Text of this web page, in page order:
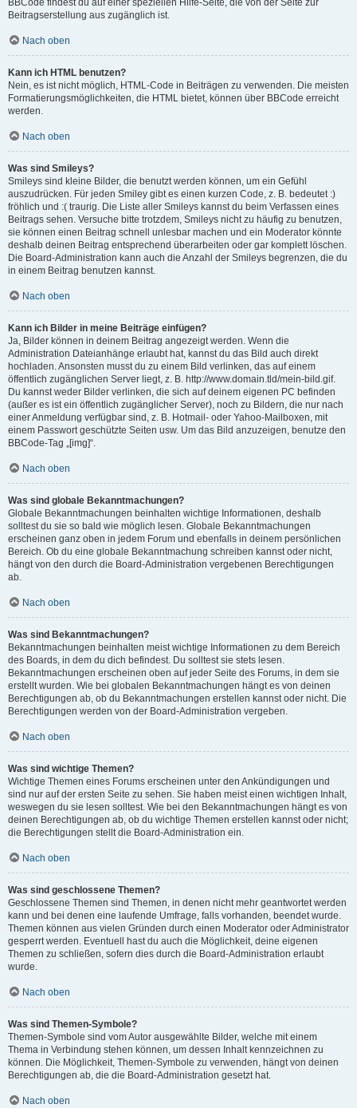
BBCode findest du auf einer speziellen Hilfe-Seite, die von der Seite zur
Beitragserstellung aus zugänglich ist.
Nach oben
Kann ich HTML benutzen?
Nein, es ist nicht möglich, HTML-Code in Beiträgen zu verwenden. Die meisten
Formatierungsmöglichkeiten, die HTML bietet, können über BBCode erreicht
werden.
Nach oben
Was sind Smileys?
Smileys sind kleine Bilder, die benutzt werden können, um ein Gefühl
auszudrücken. Für jeden Smiley gibt es einen kurzen Code, z. B. bedeutet :)
fröhlich und :( traurig. Die Liste aller Smileys kannst du beim Verfassen eines
Beitrags sehen. Versuche bitte trotzdem, Smileys nicht zu häufig zu benutzen,
sie können einen Beitrag schnell unlesbar machen und ein Moderator könnte
deshalb deinen Beitrag entsprechend überarbeiten oder gar komplett löschen.
Die Board-Administration kann auch die Anzahl der Smileys begrenzen, die du
in einem Beitrag benutzen kannst.
Nach oben
Kann ich Bilder in meine Beiträge einfügen?
Ja, Bilder können in deinem Beitrag angezeigt werden. Wenn die
Administration Dateianhänge erlaubt hat, kannst du das Bild auch direkt
hochladen. Ansonsten musst du zu einem Bild verlinken, das auf einem
öffentlich zugänglichen Server liegt, z. B. http://www.domain.tld/mein-bild.gif.
Du kannst weder Bilder verlinken, die sich auf deinem eigenen PC befinden
(außer es ist ein öffentlich zugänglicher Server), noch zu Bildern, die nur nach
einer Anmeldung verfügbar sind, z. B. Hotmail- oder Yahoo-Mailboxen, mit
einem Passwort geschützte Seiten usw. Um das Bild anzuzeigen, benutze den
BBCode-Tag „[img]“.
Nach oben
Was sind globale Bekanntmachungen?
Globale Bekanntmachungen beinhalten wichtige Informationen, deshalb
solltest du sie so bald wie möglich lesen. Globale Bekanntmachungen
erscheinen ganz oben in jedem Forum und ebenfalls in deinem persönlichen
Bereich. Ob du eine globale Bekanntmachung schreiben kannst oder nicht,
hängt von den durch die Board-Administration vergebenen Berechtigungen
ab.
Nach oben
Was sind Bekanntmachungen?
Bekanntmachungen beinhalten meist wichtige Informationen zu dem Bereich
des Boards, in dem du dich befindest. Du solltest sie stets lesen.
Bekanntmachungen erscheinen oben auf jeder Seite des Forums, in dem sie
erstellt wurden. Wie bei globalen Bekanntmachungen hängt es von deinen
Berechtigungen ab, ob du Bekanntmachungen erstellen kannst oder nicht. Die
Berechtigungen werden von der Board-Administration vergeben.
Nach oben
Was sind wichtige Themen?
Wichtige Themen eines Forums erscheinen unter den Ankündigungen und
sind nur auf der ersten Seite zu sehen. Sie haben meist einen wichtigen Inhalt,
weswegen du sie lesen solltest. Wie bei den Bekanntmachungen hängt es von
deinen Berechtigungen ab, ob du wichtige Themen erstellen kannst oder nicht;
die Berechtigungen stellt die Board-Administration ein.
Nach oben
Was sind geschlossene Themen?
Geschlossene Themen sind Themen, in denen nicht mehr geantwortet werden
kann und bei denen eine laufende Umfrage, falls vorhanden, beendet wurde.
Themen können aus vielen Gründen durch einen Moderator oder Administrator
gesperrt werden. Eventuell hast du auch die Möglichkeit, deine eigenen
Themen zu schließen, sofern dies durch die Board-Administration erlaubt
wurde.
Nach oben
Was sind Themen-Symbole?
Themen-Symbole sind vom Autor ausgewählte Bilder, welche mit einem
Thema in Verbindung stehen können, um dessen Inhalt kennzeichnen zu
können. Die Möglichkeit, Themen-Symbole zu verwenden, hängt von deinen
Berechtigungen ab, die die Board-Administration gesetzt hat.
Nach oben